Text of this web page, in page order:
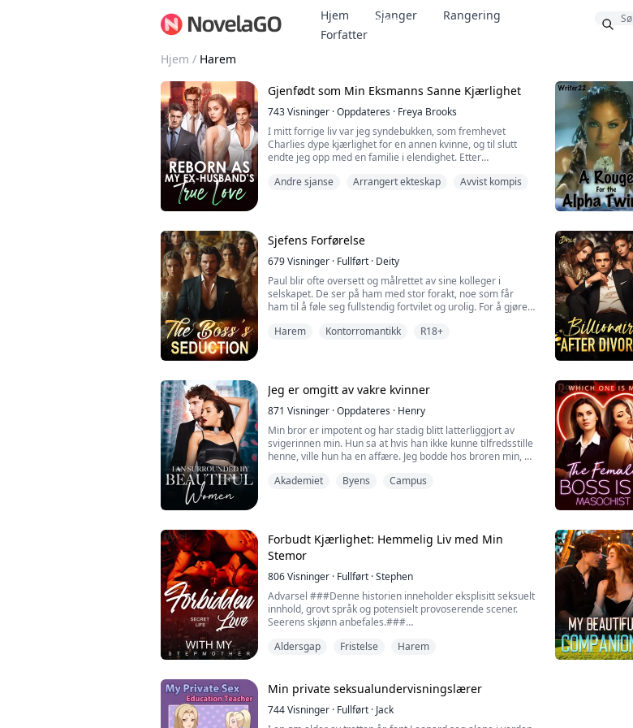
Hjem Sjanger
Rangering
Forfatter
Bonus
Hjem / Harem
Gjenfødt som Min Eksmanns Sanne Kjærlighet
743Visninger ·Oppdateres · Freya Brooks
I mitt forrige liv var jeg syndebukken, som fremhevet
Charlies dype kjærlighet for en annen kvinne, og til slutt
endte jeg opp med en familie i elendighet. Etter
at Peiheng skulle søke om skilsmisse. Men utviklingen av
Andre sjanse Arrangert ekteskap Avvist kompis
Sjefens Forførelse
679Visninger · Fullført · Deity
Paul blir ofte oversett og målrettet av sine kolleger i
selskapet. De ser på ham med stor forakt, noe som får
ham til å føle seg fullstendig fortvilet og urolig. For å gjøre
konstant, noe som ytterligere destabiliserer hans
Harem Kontorromantikk R18+
Jeg er omgitt av vakre kvinner
871 Visninger ·Oppdateres · Henry
Min bror er impotent og har stadig blitt latterliggjort av
svigerinnen min. Hun sa at hvis han ikke kunne tilfredsstille
henne, ville hun ha en affære. Jeg bodde hos broren min, og
ham og svigerinnen min med å få et barn.
Akademiet Byens Campus
Forbudt Kjærlighet: Hemmelig Liv med Min
Stemor
806Visninger · Fullført ·Stephen
Advarsel ###Denne historien inneholder eksplisitt seksuelt
innhold, grovt språk og potensielt provoserende scener.
Seerens skjønn anbefales.###
topphemmelig oppdrag midt i krigens kaos, et oppdrag
Benjamin en telefon hjemmefra—faren hans har dødd...
Aldersgap Fristelse Harem
Min private seksualundervisningslærer
744Visninger · Fullført · Jack